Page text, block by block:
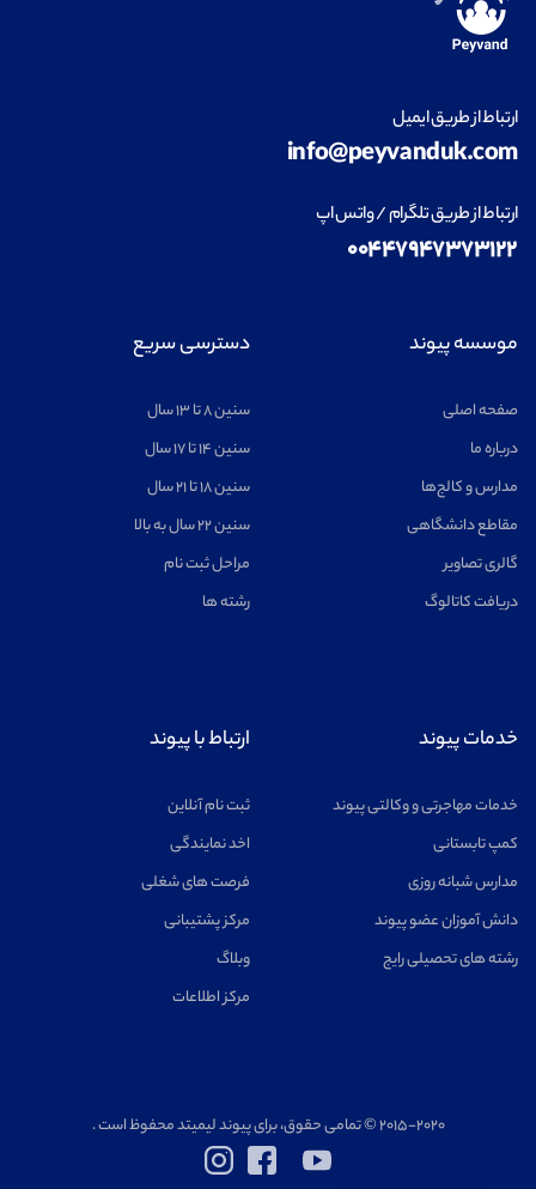
ارتباط از طریق ایمیل
info@peyvanduk.com
ارتباط از طریق تلگرام / واتس اپ
۰۰۴۴۷۹۴۷۳۷۳۱۲۲
موسسه پیوند
صفحه اصلی
درباره ما
مدارس و کالج‌ها
مقاطع دانشگاهی
گالری تصاویر
دریافت کاتالوگ
دسترسی سریع
سنین ۸ تا ۱۳ سال
سنین ۱۴ تا ۱۷ سال
سنین ۱۸ تا ۲۱ سال
سنین ۲۲ سال به بالا
مراحل ثبت نام
رشته ها
خدمات پیوند
خدمات مهاجرتی و وکالتی پیوند
کمپ تابستانی
مدارس شبانه روزی
دانش آموزان عضو پیوند
رشته های تحصیلی رایج
ارتباط با پیوند
ثبت نام آنلاین
اخد نمایندگی
فرصت های شغلی
مرکز پشتیبانی
وبلاگ
مرکز اطلاعات
۲۰۱۵-۲۰۲۰ © تمامی حقوق، برای پیوند لیمیتد محفوظ است .